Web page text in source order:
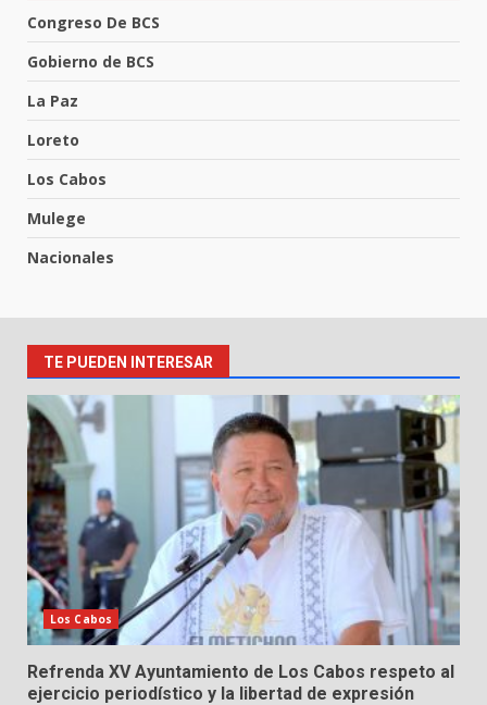
Congreso De BCS
Gobierno de BCS
La Paz
Loreto
Los Cabos
Mulege
Nacionales
TE PUEDEN INTERESAR
Los Cabos
Refrenda XV Ayuntamiento de Los Cabos respeto al
ejercicio periodístico y la libertad de expresión